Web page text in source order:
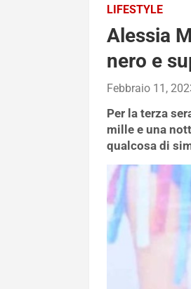
LIFESTYLE
Alessia
nero e
Febbraio 11,
Per la terza
mille e una
qualcosa di